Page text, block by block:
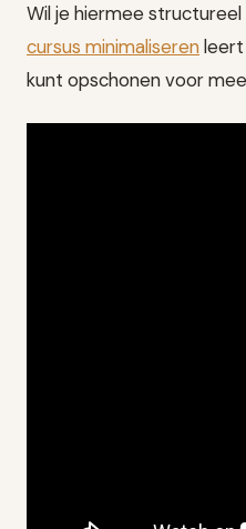
Wil je hiermee structureel
cursus minimaliserenleert
kunt opschonen voor